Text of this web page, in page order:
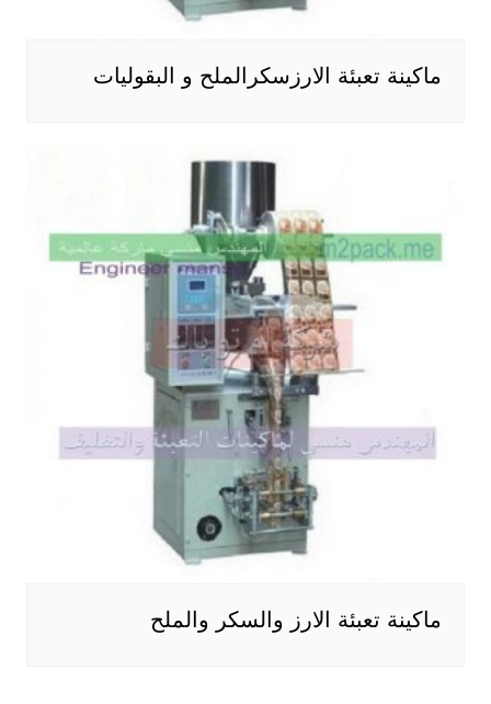
ماكينة تعبئة الارزسكرالملح و البقوليات
ماكينة تعبئة الارز والسكر والملح